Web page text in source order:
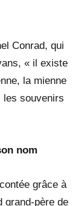
Conrad, qui
« il existe
la mienne
les souvenirs
nom
grâce à
grand-père de